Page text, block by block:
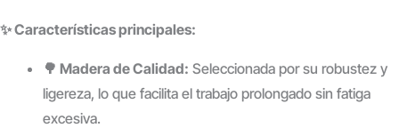
✨ Características principales:
🌳 Madera de Calidad: Seleccionada por su robustez y
ligereza, lo que facilita el trabajo prolongado sin fatiga
excesiva.